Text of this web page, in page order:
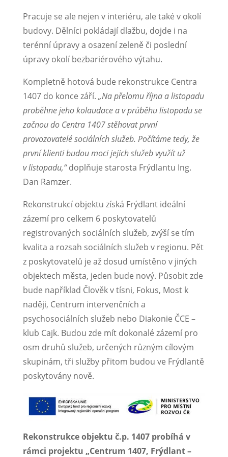
Pracuje se ale nejen v interiéru, ale také v okolí
budovy. Dělníci pokládají dlažbu, dojde i na
terénní úpravy a osazení zeleně či poslední
úpravy okolí bezbariérového výtahu.
Kompletně hotová bude rekonstrukce Centra
1407 do konce září. „Na přelomu října a listopadu
proběhne jeho kolaudace a v průběhu listopadu se
začnou do Centra 1407 stěhovat první
provozovatelé sociálních služeb. Počítáme tedy, že
první klienti budou moci jejich služeb využít už
v listopadu,“doplňuje starosta Frýdlantu Ing.
Dan Ramzer.
Rekonstrukcí objektu získá Frýdlant ideální
zázemí pro celkem 6 poskytovatelů
registrovaných sociálních služeb, zvýší se tím
kvalita a rozsah sociálních služeb v regionu. Pět
z poskytovatelů je až dosud umístěno v jiných
objektech města, jeden bude nový. Působit zde
bude například Člověk v tísni, Fokus, Most k
naději, Centrum intervenčních a
psychosociálních služeb nebo Diakonie ČCE –
klub Cajk. Budou zde mít dokonalé zázemí pro
osm druhů služeb, určených různým cílovým
skupinám, tři služby přitom budou ve Frýdlantě
poskytovány nově.
Rekonstrukce objektu č.p. 1407 probíhá v
rámci projektu „Centrum 1407, Frýdlant –